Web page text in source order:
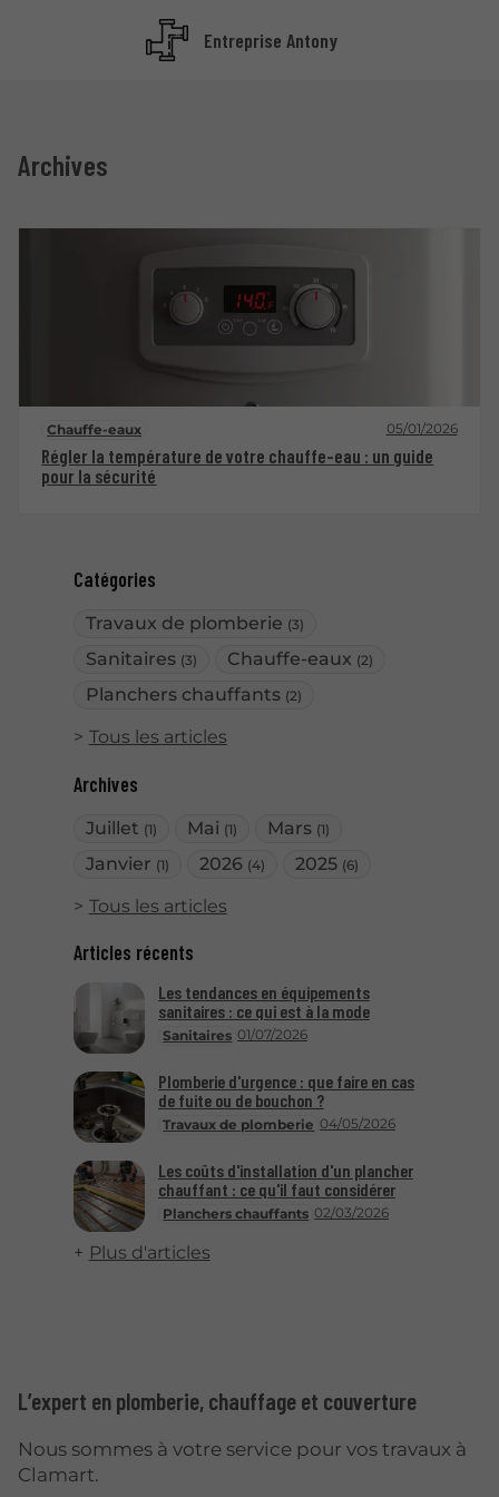
Entreprise Antony
Catégories
Travaux de plomberie (3)
Sanitaires (3) Chauffe-eaux (2)
Planchers chauffants (2)
Tous les articles
Archives
Juillet (1) Mai (1) Mars (1)
Janvier (1) 2026 (4) 2025 (6)
Tous les articles
Articles récents
Sanitaires 01/07/2026
Les tendances en équipements
sanitaires : ce qui est à la mode
Travaux de plomberie 04/05/2026
Plomberie d'urgence : que faire en cas
de fuite ou de bouchon ?
Planchers chauffants 02/03/2026
Les coûts d'installation d'un plancher
chauffant : ce qu'il faut considérer
Plus d'articles
Archives
Chauffe-eaux 05/01/2026
Régler la température de votre chauffe-eau : un guide
pour la sécurité
L’expert en plomberie, chauffage et couverture
Nous sommes à votre service pour vos travaux à
Clamart.